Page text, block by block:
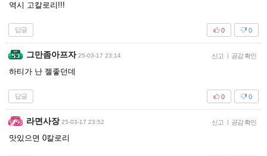
역시 고칼로리!!!
답글 0
0
그만좀아프자 25-03-17 23:14 신고 공감 확인
하티가 난 젤좋던데
답글 0
0
라면사장 25-03-17 23:52 신고 공감 확인
맛있으면 0칼로리